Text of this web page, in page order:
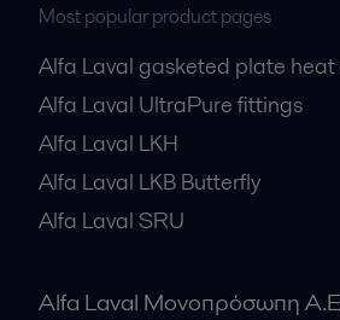
Most popular product pages
Alfa Laval gasketed plate
Alfa Laval UltraPure fittings
Alfa Laval LKH
Alfa Laval LKB Butterfly
Alfa Laval SRU
Alfa Laval Μονοπρόσωπη